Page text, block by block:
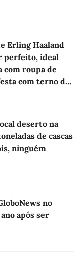
Erling Haaland
perfeito, ideal
com roupa de
com terno de
deserto na
de cascas
ninguém
no
após ser